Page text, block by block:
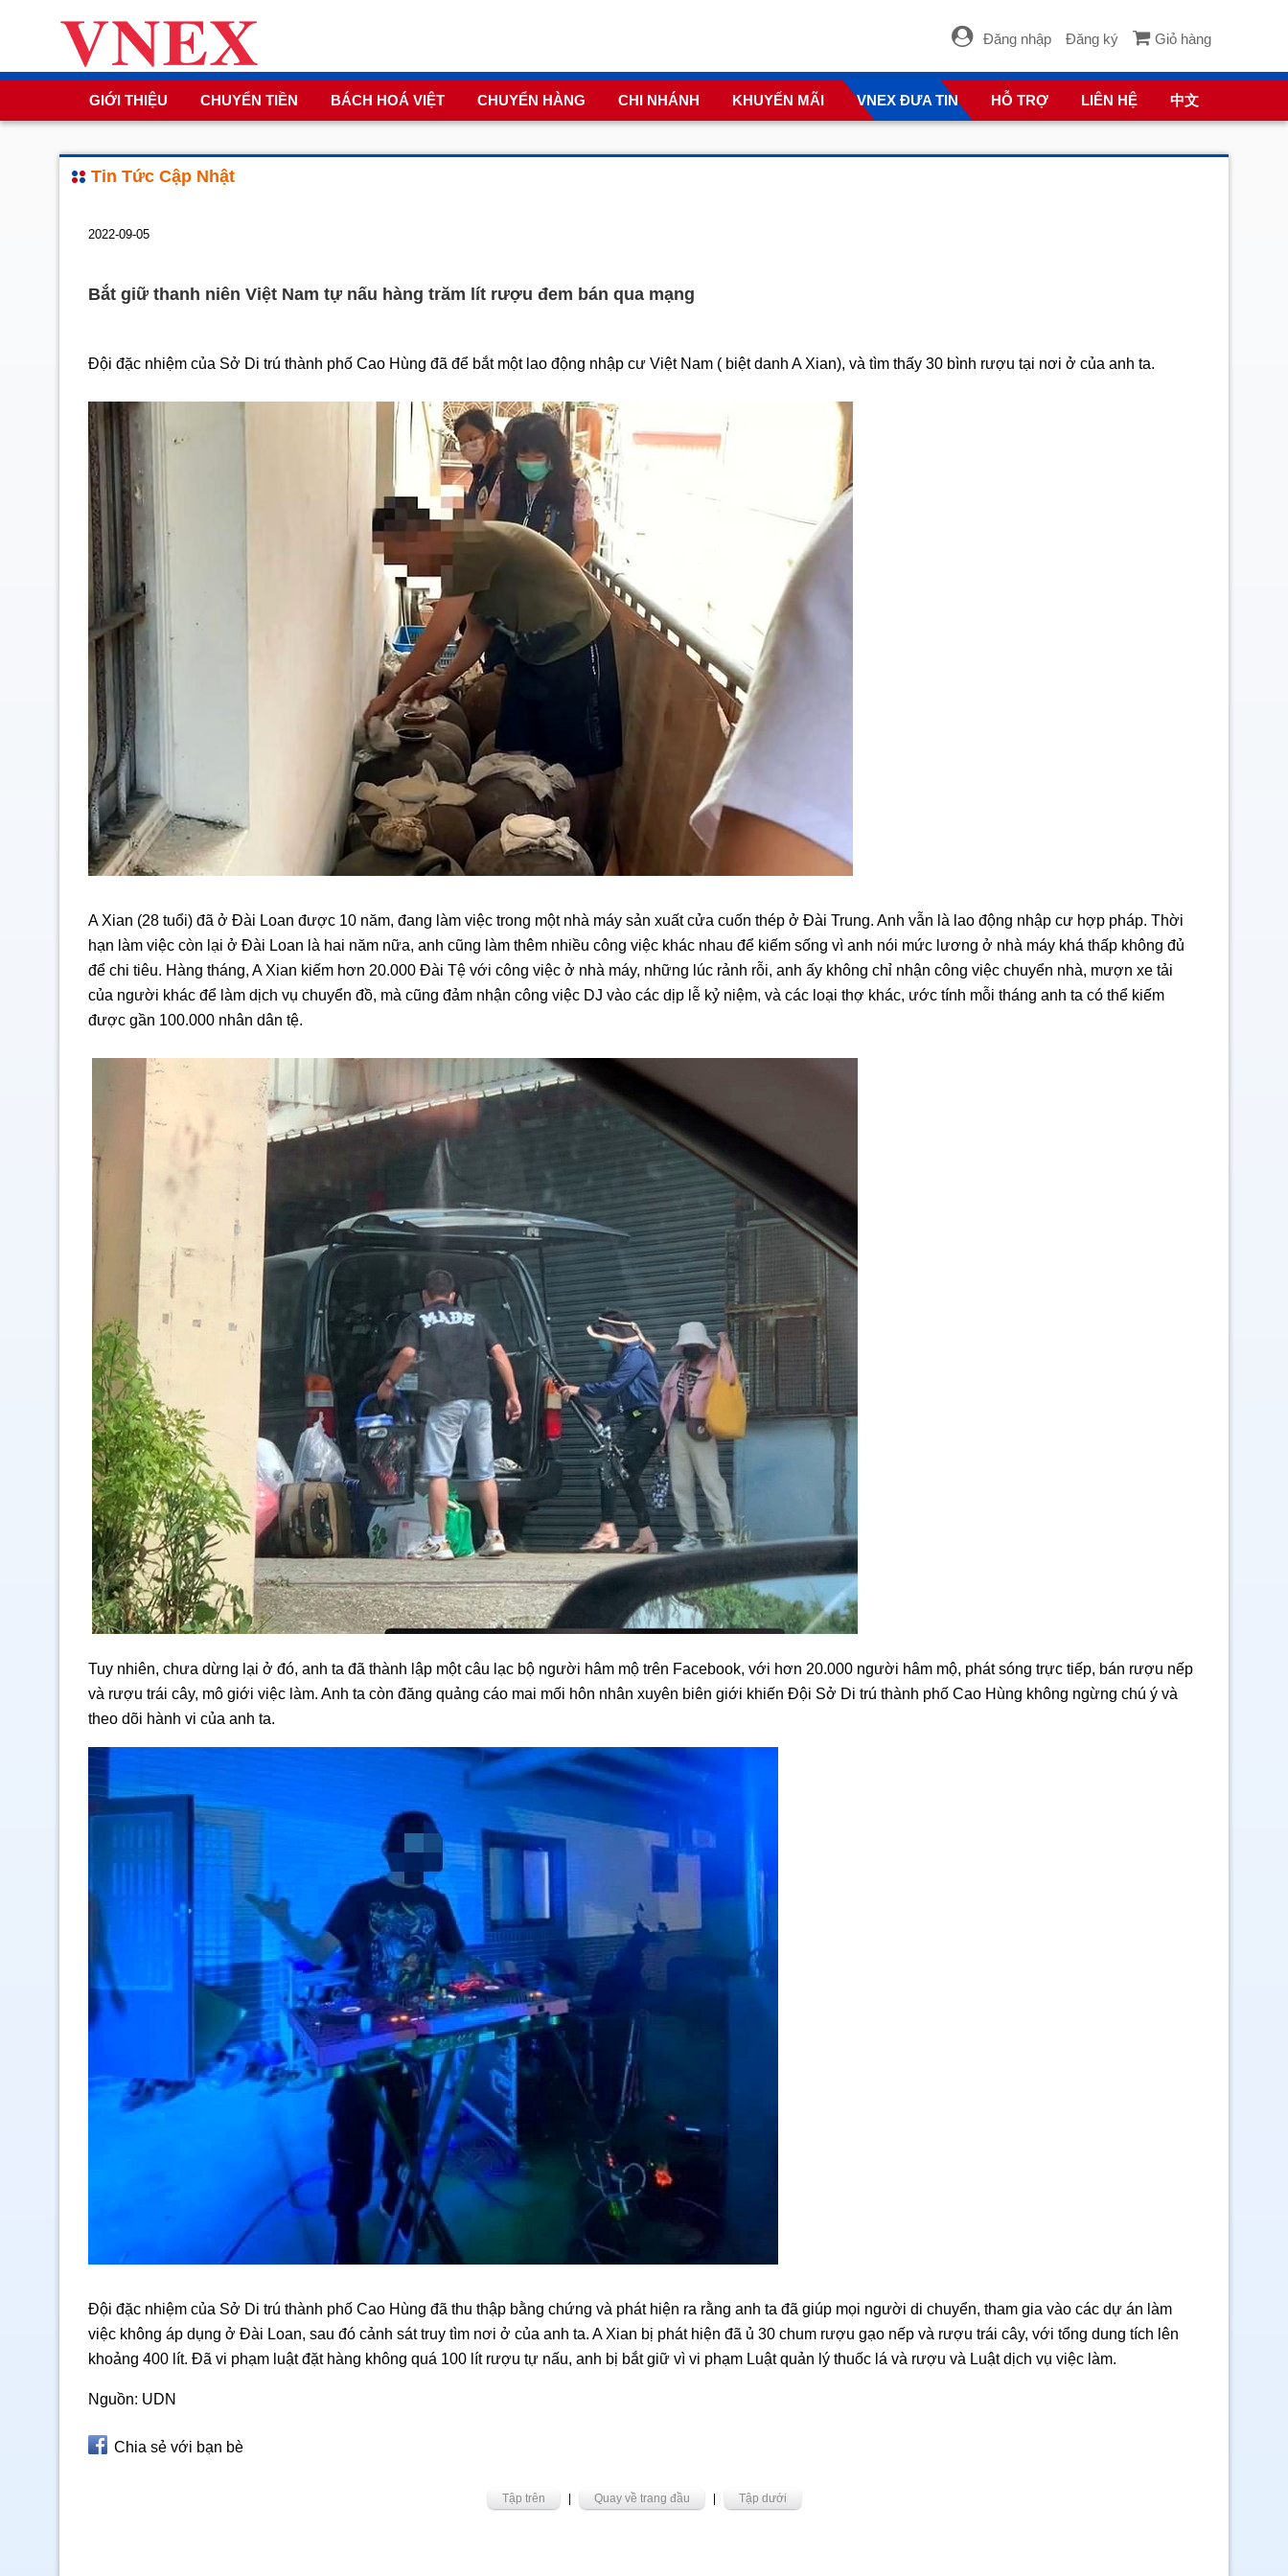
Đăng nhập Đăng ký Giỏ hàng
GIỚI THIỆU CHUYỂN TIỀN BÁCH HOÁ VIỆT CHUYỂN HÀNG CHI NHÁNH KHUYẾN MÃI VNEX ĐƯA TIN HỖ TRỢ LIÊN HỆ 中文
Tin Tức Cập Nhật
2022-09-05
Bắt giữ thanh niên Việt Nam tự nấu hàng trăm lít rượu đem bán qua mạng
Đội đặc nhiệm của Sở Di trú thành phố Cao Hùng đã để bắt một lao động nhập cư Việt Nam ( biệt danh A Xian), và tìm thấy 30 bình rượu tại nơi ở của anh ta.
A Xian (28 tuổi) đã ở Đài Loan được 10 năm, đang làm việc trong một nhà máy sản xuất cửa cuốn thép ở Đài Trung. Anh vẫn là lao động nhập cư hợp pháp. Thời
hạn làm việc còn lại ở Đài Loan là hai năm nữa, anh cũng làm thêm nhiều công việc khác nhau để kiếm sống vì anh nói mức lương ở nhà máy khá thấp không đủ
để chi tiêu. Hàng tháng, A Xian kiếm hơn 20.000 Đài Tệ với công việc ở nhà máy, những lúc rảnh rỗi, anh ấy không chỉ nhận công việc chuyển nhà, mượn xe tải
của người khác để làm dịch vụ chuyển đồ, mà cũng đảm nhận công việc DJ vào các dịp lễ kỷ niệm, và các loại thợ khác, ước tính mỗi tháng anh ta có thể kiếm
được gần 100.000 nhân dân tệ.
Tuy nhiên, chưa dừng lại ở đó, anh ta đã thành lập một câu lạc bộ người hâm mộ trên Facebook, với hơn 20.000 người hâm mộ, phát sóng trực tiếp, bán rượu nếp
và rượu trái cây, mô giới việc làm. Anh ta còn đăng quảng cáo mai mối hôn nhân xuyên biên giới khiến Đội Sở Di trú thành phố Cao Hùng không ngừng chú ý và
theo dõi hành vi của anh ta.
Đội đặc nhiệm của Sở Di trú thành phố Cao Hùng đã thu thập bằng chứng và phát hiện ra rằng anh ta đã giúp mọi người di chuyển, tham gia vào các dự án làm
việc không áp dụng ở Đài Loan, sau đó cảnh sát truy tìm nơi ở của anh ta. A Xian bị phát hiện đã ủ 30 chum rượu gạo nếp và rượu trái cây, với tổng dung tích lên
khoảng 400 lít. Đã vi phạm luật đặt hàng không quá 100 lít rượu tự nấu, anh bị bắt giữ vì vi phạm Luật quản lý thuốc lá và rượu và Luật dịch vụ việc làm.
Nguồn: UDN
Chia sẻ với bạn bè
Tập trên | Quay về trang đầu | Tập dưới